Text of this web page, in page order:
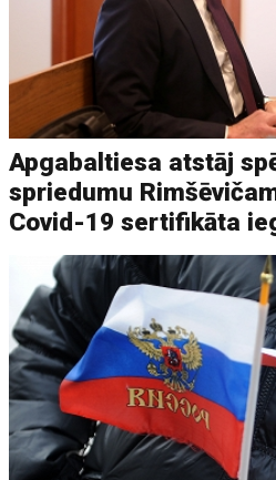
Apgabaltiesa atstāj
spriedumu
Covid-19 sertifikāta